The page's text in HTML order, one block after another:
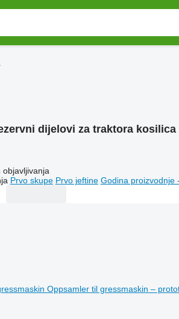
dijelovi za traktora kosilica
objavljivanja
Prvo skupe Prvo jeftine Godina proizvodnje